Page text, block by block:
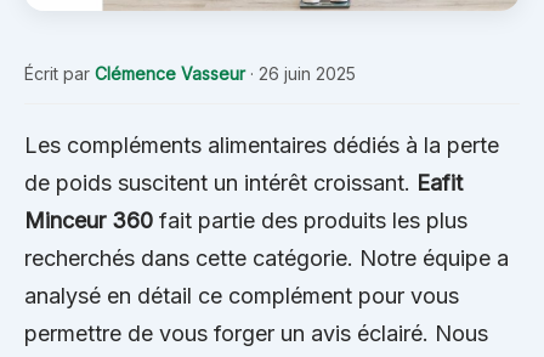
Écrit par Clémence Vasseur· 26 juin 2025
Les compléments alimentaires dédiés à la perte
de poids suscitent un intérêt croissant. Eafit
Minceur 360 fait partie des produits les plus
recherchés dans cette catégorie. Notre équipe a
analysé en détail ce complément pour vous
permettre de vous forger un avis éclairé. Nous